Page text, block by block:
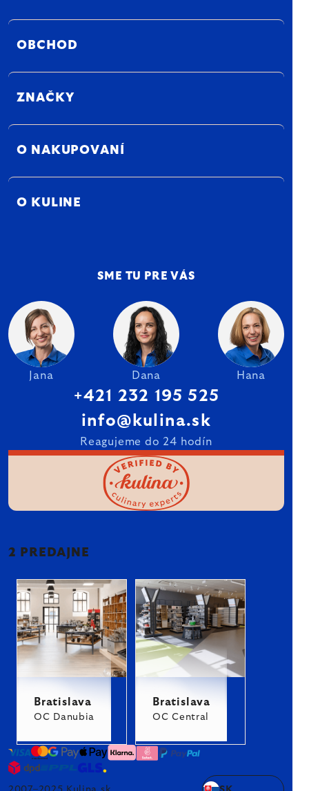
OBCHOD
ZNAČKY
O NAKUPOVANÍ
O KULINE
SME TU PRE VÁS
Jana Dana Hana
+421 232 195 525
info@kulina.sk
Reagujeme do 24 hodín
2 PREDAJNE
Bratislava
OC Danubia
Bratislava
OC Central